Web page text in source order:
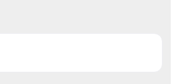
сайты